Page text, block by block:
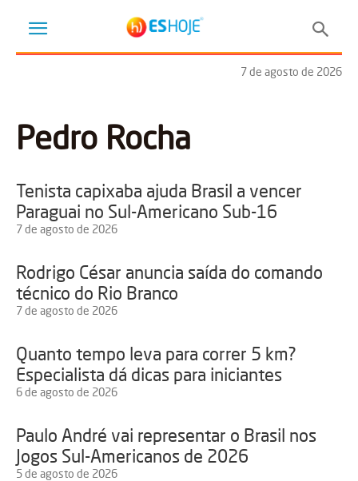
7 de agosto de 2026
Pedro Rocha
Tenista capixaba ajuda Brasil a vencer
Paraguai no Sul-Americano Sub-16
7 de agosto de 2026
Rodrigo César anuncia saída do comando
técnico do Rio Branco
7 de agosto de 2026
Quanto tempo leva para correr 5 km?
Especialista dá dicas para iniciantes
6 de agosto de 2026
Paulo André vai representar o Brasil nos
Jogos Sul-Americanos de 2026
5 de agosto de 2026